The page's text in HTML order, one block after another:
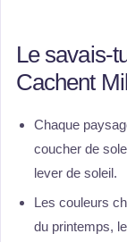
Le savais-
Cachent
Chaque
coucher de
lever de soleil.
Les couleurs
du printemps,